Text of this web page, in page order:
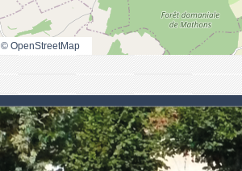
© OpenStreetMap